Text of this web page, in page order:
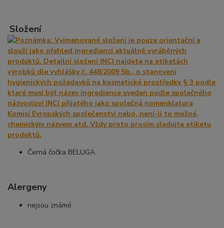
Složení
Černá čočka BELUGA
Alergeny
nejsou známé